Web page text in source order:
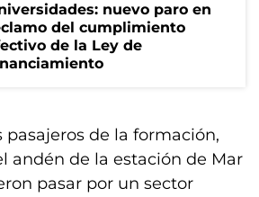
nuevo paro en
del cumplimiento
de la Ley de
pasajeros de la formación,
andén de la estación de Mar
pasar por un sector